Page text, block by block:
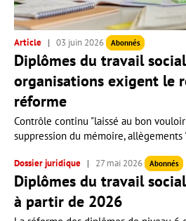
Article 03 juin 2026 Abonnés
Diplômes du travail
organisations exigent le
réforme
Contrôle continu "laissé au bon
suppression du mémoire, allègements
Dossier juridique 27 mai 2026 Abonnés
Diplômes du travail
à partir de 2026